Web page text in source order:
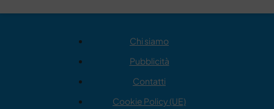
Chi siamo
Pubblicità
Contatti
Cookie Policy (UE)